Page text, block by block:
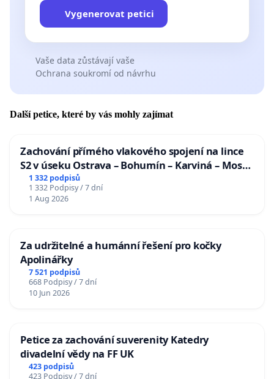
Vygenerovat petici
Vaše data zůstávají vaše
Ochrana soukromí od návrhu
Další petice, které by vás mohly zajímat
Zachování přímého vlakového spojení na lince
S2 v úseku Ostrava – Bohumín – Karviná – Mosty
u Jablunkova
1 332 podpisů
1 332 Podpisy / 7 dní
1 Aug 2026
Za udržitelné a humánní řešení pro kočky
Apolinářky
7 521 podpisů
668 Podpisy / 7 dní
10 Jun 2026
Petice za zachování suverenity Katedry
divadelní vědy na FF UK
423 podpisů
423 Podpisy / 7 dní